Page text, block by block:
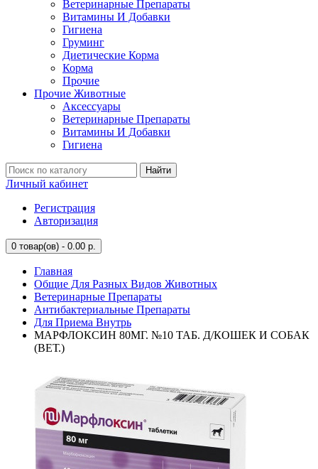
Ветеринарные Препараты
Витамины И Добавки
Гигиена
Груминг
Диетические Корма
Корма
Прочие
Прочие Животные
Аксессуары
Ветеринарные Препараты
Витамины И Добавки
Гигиена
Найти
Личный кабинет
Регистрация
Авторизация
0 товар(ов) - 0.00 р.
Главная
Общие Для Разных Видов Животных
Ветеринарные Препараты
Антибактериальные Препараты
Для Приема Внутрь
МАРФЛОКСИН 80МГ. №10 ТАБ. Д/КОШЕК И СОБАК
(ВЕТ.)